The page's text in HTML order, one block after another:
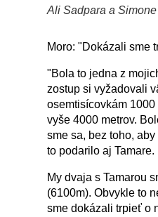
Ali Sadpara a
Moro: "Dokázali sme
"Bola to jedna z
zostup si vyžadovali
osemtisícovkám
vyše 4000 metrov.
sme sa, bez toho,
to podarilo aj Tamare.
My dvaja s Tamarou
(6100m). Obvykle to
sme dokázali trpieť o